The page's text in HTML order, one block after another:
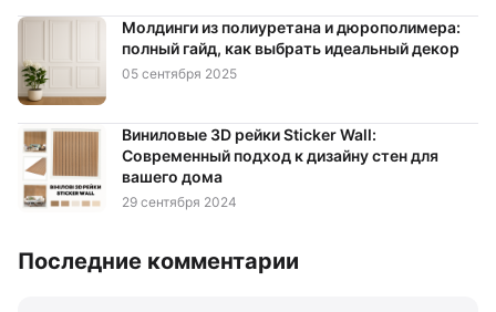
Молдинги из полиуретана и дюрополимера:
полный гайд, как выбрать идеальный декор
05 сентября 2025
Виниловые 3D рейки Sticker Wall:
Современный подход к дизайну стен для
вашего дома
29 сентября 2024
Последние комментарии